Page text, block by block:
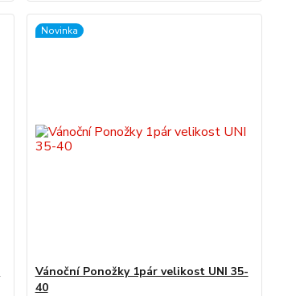
Novinka
Vánoční Ponožky 1pár velikost UNI 35-
40